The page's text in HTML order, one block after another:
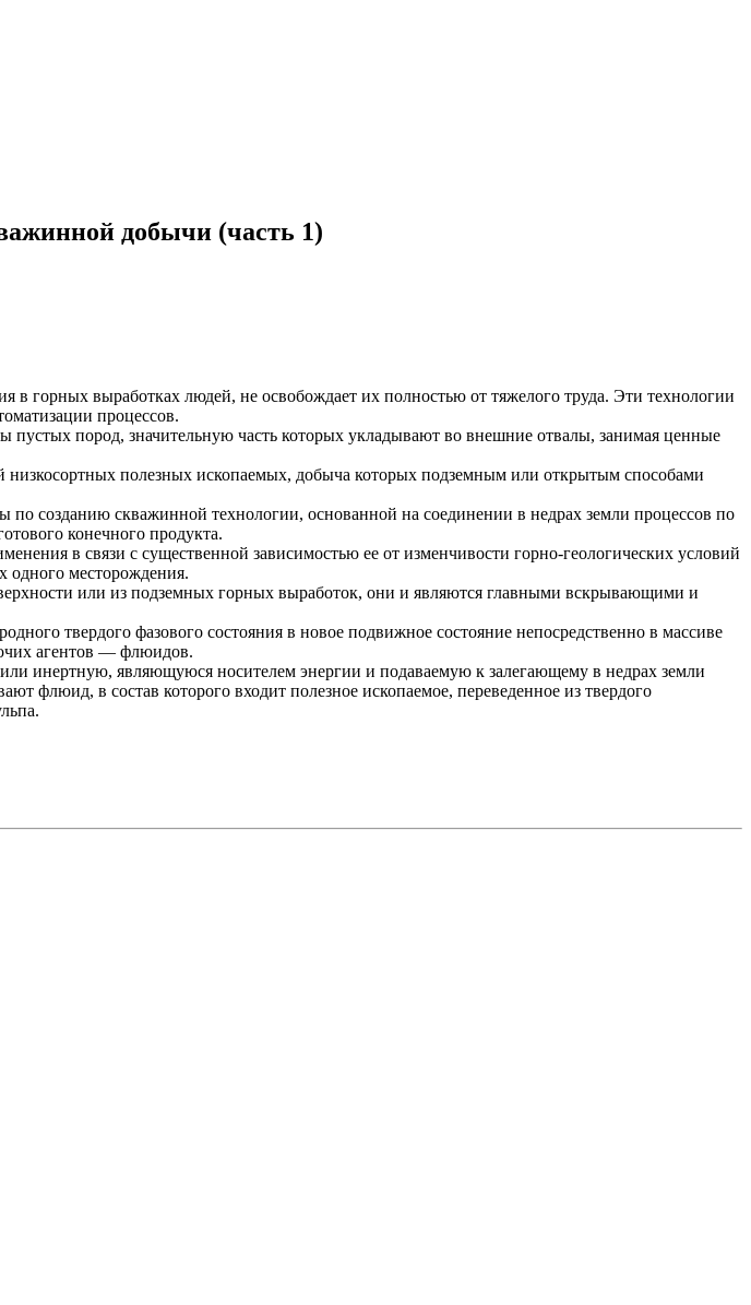
добычи (часть 1)
горных выработках людей, не освобождает их полностью от тяжелого труда. Эти технологии
процессов.
пород, значительную часть которых укладывают во внешние отвалы, занимая ценные
низкосортных полезных ископаемых, добыча которых подземным или открытым способами
созданию скважинной технологии, основанной на соединении в недрах земли процессов по
конечного продукта.
в связи с существенной зависимостью ее от изменчивости горно-геологических условий
одного месторождения.
или из подземных горных выработок, они и являются главными вскрывающими и
твердого фазового состояния в новое подвижное состояние непосредственно в массиве
агентов — флюидов.
инертную, являющуюся носителем энергии и подаваемую к залегающему в недрах земли
флюид, в состав которого входит полезное ископаемое, переведенное из твердого